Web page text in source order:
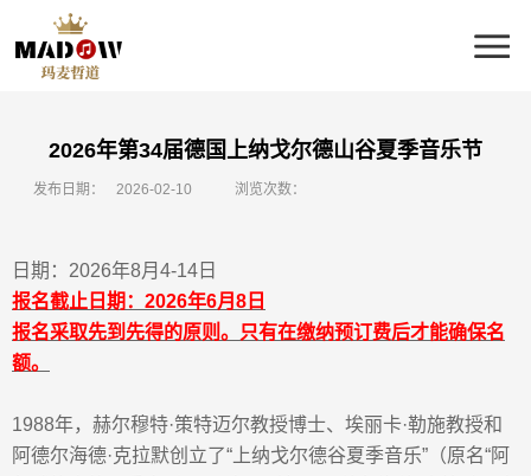
2026年第34届德国上纳戈尔德山谷夏季音乐节
发布日期： 2026-02-10 浏览次数：
日期： 2026年8月 4-14 日
报名截止日期： 2026年6月 8 日
报名采取先到先得的原则。只有在缴纳预订费后才能确保名
额。
1988年，赫尔穆特·策特迈尔教授博士、埃丽卡·勒施教授和
阿德尔海德·克拉默创立了“ 上纳戈尔德谷夏季音乐” （原名“阿